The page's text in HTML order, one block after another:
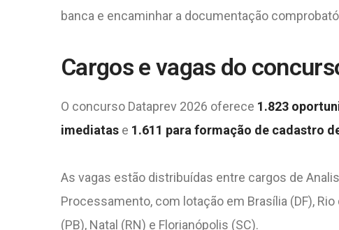
banca e encaminhar a documentação
Cargos e vagas do
O concurso Dataprev 2026 oferece 1.823
imediatas e 1.611 para formação de cadastro
As vagas estão distribuídas entre cargos de
Processamento, com lotação em Brasília (DF),
(PB), Natal (RN) e Florianópolis (SC).